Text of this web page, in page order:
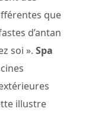
que
d’antan
soi ». Spa
illustre